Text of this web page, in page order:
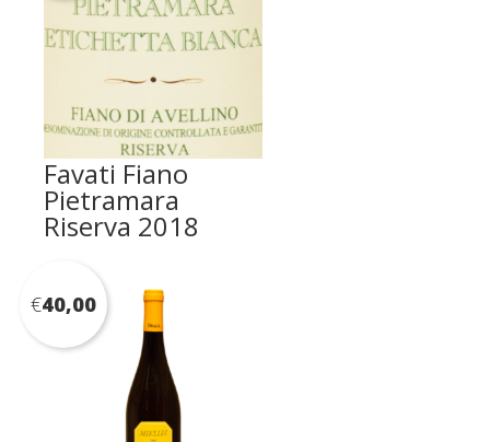
Favati Fiano
Pietramara
Riserva 2018
€40,00